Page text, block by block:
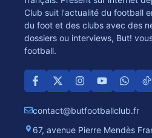
Club suit l'actualité du football
du foot et des clubs avec des
dossiers ou interviews, But!
football.
contact@butfootballclub.fr
67, avenue Pierre Mendès